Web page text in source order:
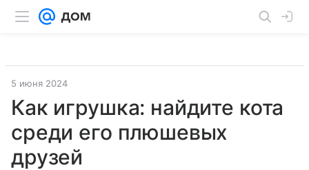
5 июня 2024
Как игрушка: найдите кота
среди его плюшевых
друзей